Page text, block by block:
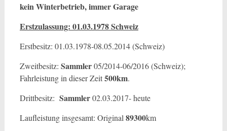
kein Winterbetrieb, immer Garage
Erstzulassung: 01.03.1978Schweiz
Erstbesitz: 01.03.1978-08.05.2014 (Schweiz)
Zweitbesitz: Sammler05/2014-06/2016 (Schweiz);
Fahrleistung in dieser Zeit500km.
Drittbesitz: Sammler02.03.2017- heute
Laufleistung insgesamt: Original 89300km